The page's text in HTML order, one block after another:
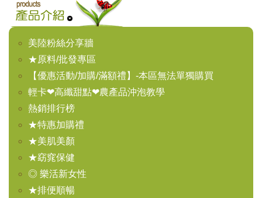
美陸粉絲分享牆
★原料/批發專區
【優惠活動/加購/滿額禮】-本區無法單獨購買
輕卡❤高纖甜點❤農產品沖泡教學
熱銷排行榜
★特惠加購禮
★美肌美顏
★窈窕保健
◎ 樂活新女性
★排便順暢